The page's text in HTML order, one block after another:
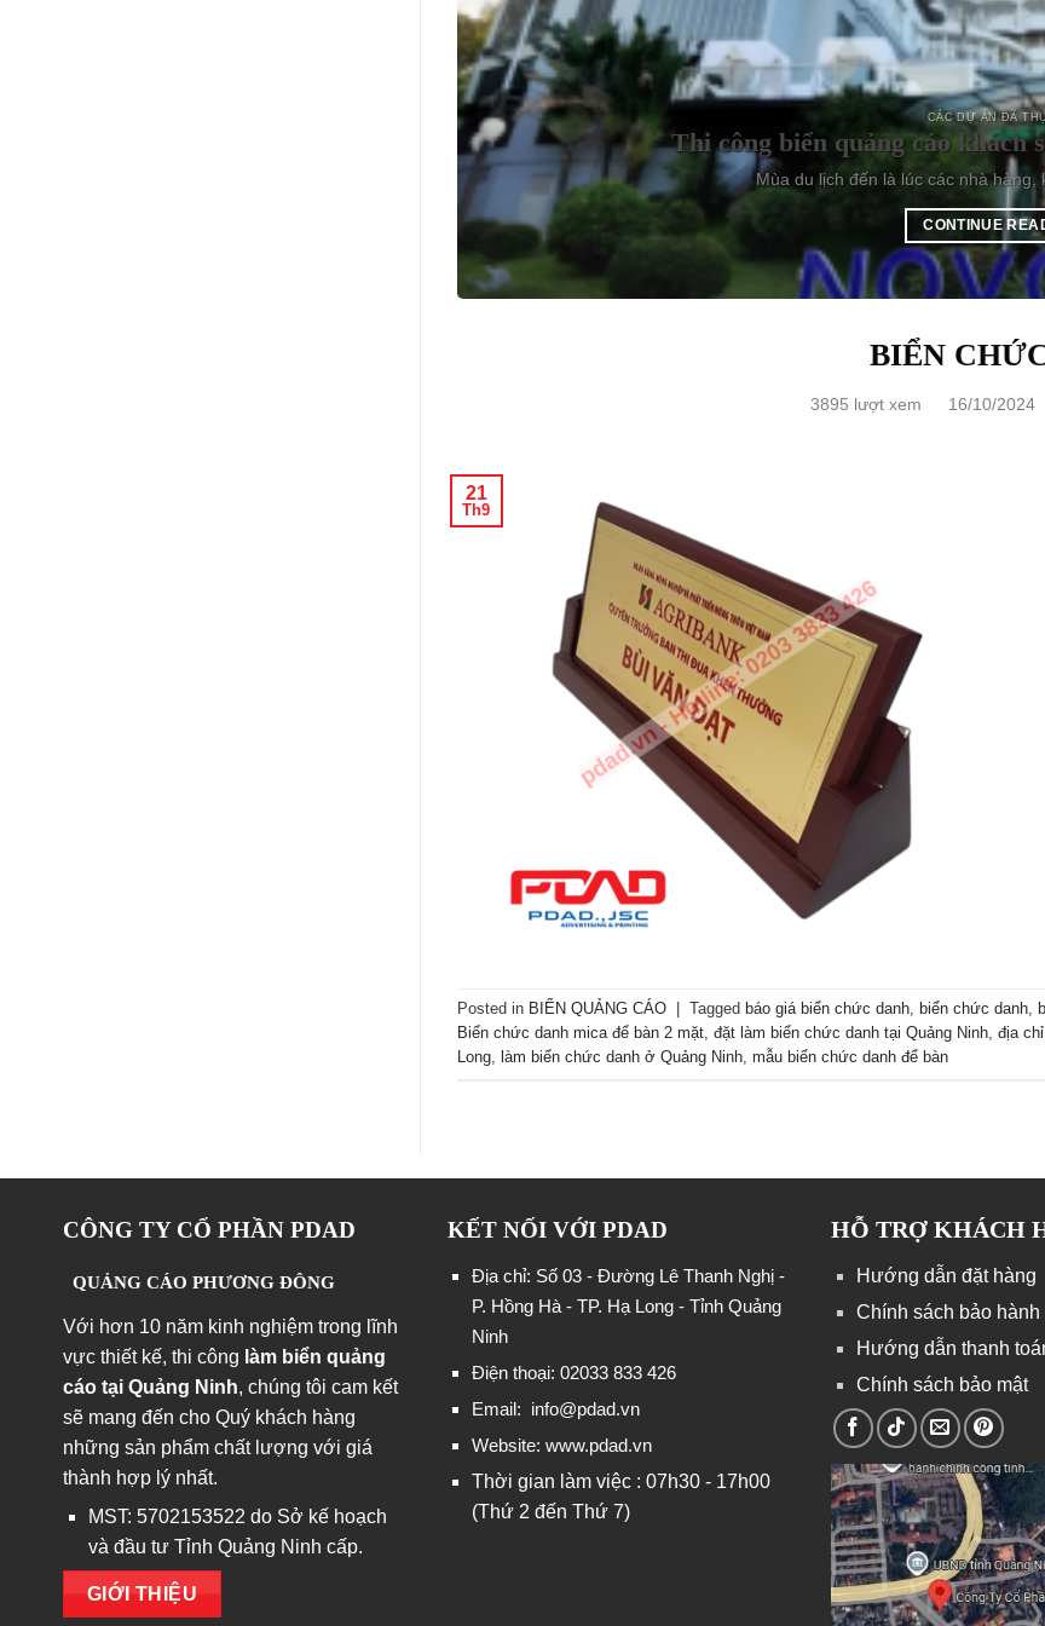
CÁC DỰ ÁN ĐÃ
Thi công biển quảng cáo khách
Mùa du lịch đến là lúc các nhà
CONTINUE
BIỂN
3895 lượt xem 16/10/2024
21
Th9
Posted in BIỂN QUẢNG CÁO Tagged báo giá biển chức danh, biển chức danh,
Biển chức danh mica để bàn 2 mặt, đặt làm biển chức danh tại Quảng Ninh, địa
Long, làm biển chức danh ở Quảng Ninh, mẫu biển chức danh để bàn
CÔNG TY CỔ PHẦN PDAD
QUẢNG CÁO PHƯƠNG ĐÔNG
Với hơn 10 năm kinh nghiệm trong lĩnh
vực thiết kế, thi công làm biển quảng
cáo tại Quảng Ninh, chúng tôi cam kết
sẽ mang đến cho Quý khách hàng
những sản phẩm chất lượng với giá
thành hợp lý nhất.
MST: 5702153522 do Sở kế hoạch
và đầu tư Tỉnh Quảng Ninh cấp.
GIỚI THIỆU
KẾT NỐI VỚI PDAD
Địa chỉ: Số 03 - Đường Lê Thanh Nghị -
P. Hồng Hà - TP. Hạ Long - Tỉnh Quảng
Ninh
Điện thoại: 02033 833 426
Email: info@pdad.vn
Website: www.pdad.vn
Thời gian làm việc : 07h30 - 17h00
(Thứ 2 đến Thứ 7)
HỖ TRỢ KHÁCH
Hướng dẫn đặt hàng
Chính sách bảo hành
Hướng dẫn thanh
Chính sách bảo mật